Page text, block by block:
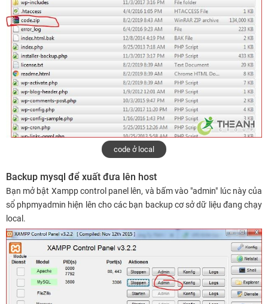
code ở local
Backup mysql để xuất đưa lên host
Bạn mở bật Xampp control panel lên, và bấm vào "admin" lúc này của
sổ phpmyadmin hiện lên cho các bạn backup cơ sở dữ liệu đang chạy
local.